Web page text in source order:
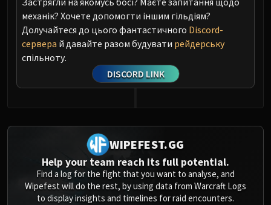
механік? Хочете допомогти іншим гільдіям?
Долучайтеся до цього фантастичного Discord-
сервера й давайте разом будувати рейдерську
спільноту.
DISCORD LINK
WIPEFEST.GG
Help your team reach its full potential.
Find a log for the fight that you want to analyse, and
Wipefest will do the rest, by using data from Warcraft Logs
to display insights and timelines for raid encounters.